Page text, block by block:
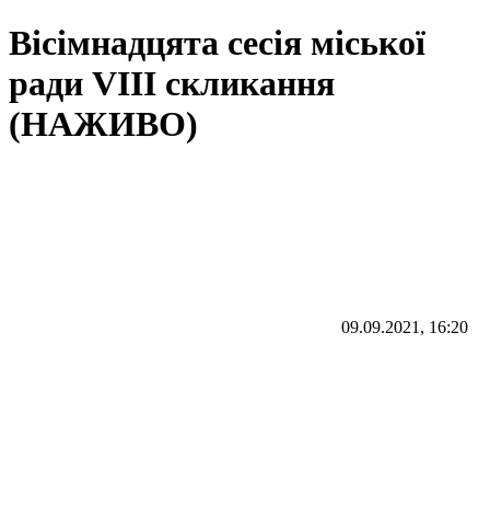
Вісімнадцята сесія міської
ради VIІІ скликання
(НАЖИВО)
09.09.2021, 16:20